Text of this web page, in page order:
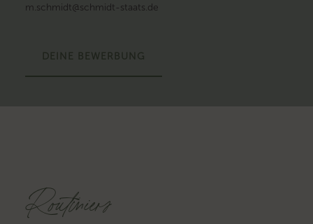
m.schmidt@schmidt-staats.de
DEINE BEWERBUNG
Routiniers